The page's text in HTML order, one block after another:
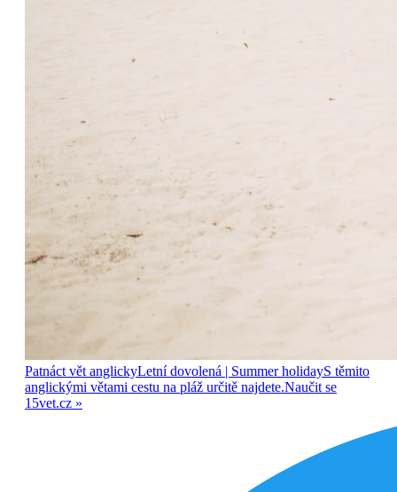
Patnáct vět anglickyLetní dovolená | Summer holidayS těmito
anglickými větami cestu na pláž určitě najdete.Naučit se
15vet.cz »